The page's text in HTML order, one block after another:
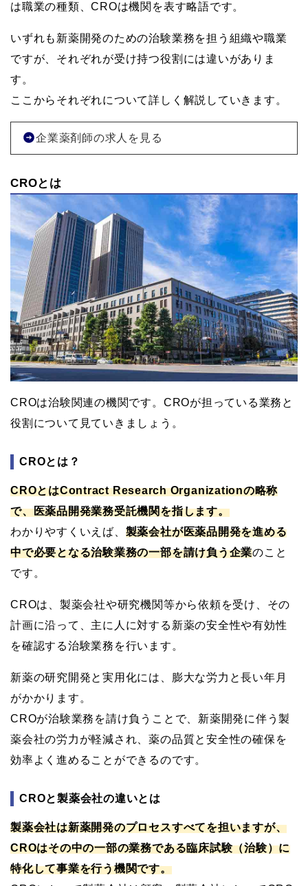
は職業の種類、CROは機関を表す略語です。
いずれも新薬開発のための治験業務を担う組織や職業
ですが、それぞれが受け持つ役割には違いがありま
す。
ここからそれぞれについて詳しく解説していきます。
企業薬剤師の求人を見る
CROとは
CROは治験関連の機関です。CROが担っている業務と
役割について見ていきましょう。
CROとは？
CROとはContract Research Organizationの略称
で、医薬品開発業務受託機関を指します。
わかりやすくいえば、 製薬会社が医薬品開発を進める
中で必要となる治験業務の一部を請け負う企業のこと
です。
CROは、製薬会社や研究機関等から依頼を受け、その
計画に沿って、主に人に対する新薬の安全性や有効性
を確認する治験業務を行います。
新薬の研究開発と実用化には、膨大な労力と長い年月
がかかります。
CROが治験業務を請け負うことで、新薬開発に伴う製
薬会社の労力が軽減され、薬の品質と安全性の確保を
効率よく進めることができるのです。
CROと製薬会社の違いとは
製薬会社は新薬開発のプロセスすべてを担いますが、
CROはその中の一部の業務である臨床試験（治験）に
特化して事業を行う機関です。